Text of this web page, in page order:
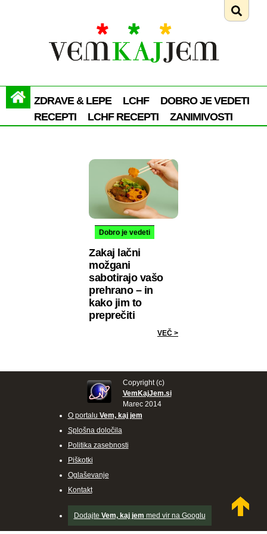
ZDRAVE & LEPE LCHF
DOBRO JE VEDETI
RECEPTI
LCHF RECEPTI ZANIMIVOSTI
Dobro je vedeti
Zakaj lačni
možgani
sabotirajo vašo
prehrano – in
kako jim to
preprečiti
VEČ >
Copyright (c)
VemKajJem.si
Marec 2014
O portalu Vem, kaj jem
Splošna določila
Politika zasebnosti
Piškotki
Oglaševanje
Kontakt
Dodajte Vem, kaj jem med vir na Googlu